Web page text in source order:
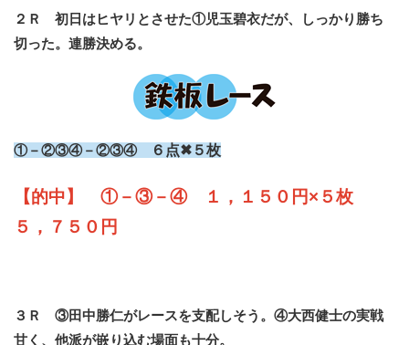
２Ｒ 初日はヒヤリとさせた①児玉碧衣だが、しっかり勝ち
切った。連勝決める。
①－②③④－②③④ ６点✖５枚
【的中】 ①－③－④ １，１５０円×５枚
５，７５０円
３Ｒ ③田中勝仁がレースを支配しそう。④大西健士の実戦
甘く、他派が嵌り込む場面も十分。